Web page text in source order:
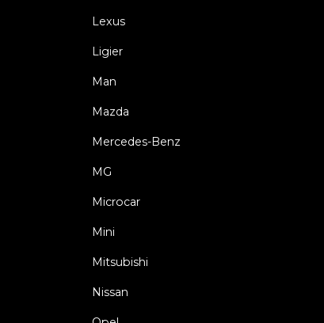
Lexus
Ligier
Man
Mazda
Mercedes-Benz
MG
Microcar
Mini
Mitsubishi
Nissan